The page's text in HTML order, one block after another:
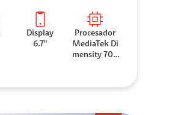
Display
6.7"
Procesador
MediaTek Di
mensity 706